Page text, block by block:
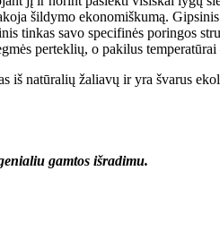
šildymo ekonomiškumą.
tinkas savo specifinės poringos
perteklių, o pakilus
iš natūralių žaliavų ir yra švarus
gamtos išradimu.